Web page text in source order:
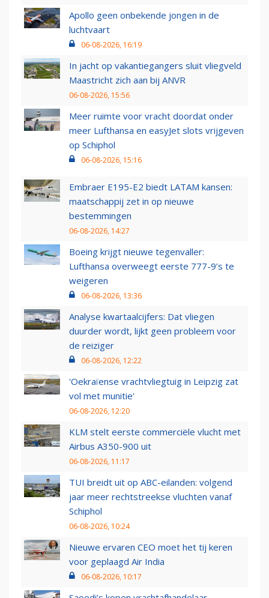
Apollo geen onbekende jongen in de
luchtvaart
06-08-2026, 16:19
In jacht op vakantiegangers sluit vliegveld
Maastricht zich aan bij ANVR
06-08-2026, 15:56
Meer ruimte voor vracht doordat onder
meer Lufthansa en easyJet slots vrijgeven
op Schiphol
06-08-2026, 15:16
Embraer E195-E2 biedt LATAM kansen:
maatschappij zet in op nieuwe
bestemmingen
06-08-2026, 14:27
Boeing krijgt nieuwe tegenvaller:
Lufthansa overweegt eerste 777-9’s te
weigeren
06-08-2026, 13:36
Analyse kwartaalcijfers: Dat vliegen
duurder wordt, lijkt geen probleem voor
de reiziger
06-08-2026, 12:22
'Oekraïense vrachtvliegtuig in Leipzig zat
vol met munitie'
06-08-2026, 12:20
KLM stelt eerste commerciële vlucht met
Airbus A350-900 uit
06-08-2026, 11:17
TUI breidt uit op ABC-eilanden: volgend
jaar meer rechtstreekse vluchten vanaf
Schiphol
06-08-2026, 10:24
Nieuwe ervaren CEO moet het tij keren
voor geplaagd Air India
06-08-2026, 10:17